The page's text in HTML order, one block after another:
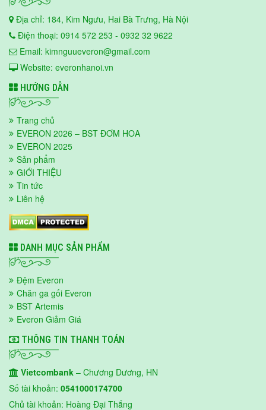
Địa chỉ: 184, Kim Ngưu, Hai Bà Trưng, Hà Nội
Điện thoại: 0914 572 253 - 0932 32 9622
Email: kimnguueveron@gmail.com
Website: everonhanoi.vn
HƯỚNG DẪN
Trang chủ
EVERON 2026 – BST ĐƠM HOA
EVERON 2025
Sản phẩm
GIỚI THIỆU
Tin tức
Liên hệ
DANH MỤC SẢN PHẨM
Đệm Everon
Chăn ga gối Everon
BST Artemis
Everon Giảm Giá
THÔNG TIN THANH TOÁN
Vietcombank – Chương Dương, HN
Số tài khoản: 0541000174700
Chủ tài khoản: Hoàng Đại Thắng